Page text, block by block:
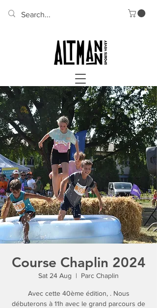
Course Chaplin 2024
Sat 24 Aug
  |
Parc Chaplin
Avec cette 40ème édition, . Nous
débuterons à 11h avec le grand parcours de